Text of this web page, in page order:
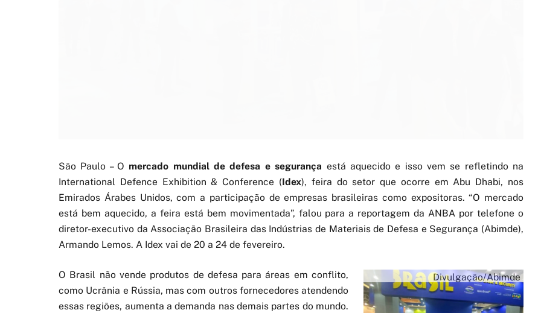
São Paulo – O mercado mundial de defesa e segurança está aquecido e isso vem se refletindo na
International Defence Exhibition & Conference (Idex), feira do setor que ocorre em Abu Dhabi, nos
Emirados Árabes Unidos, com a participação de empresas brasileiras como expositoras. “O mercado
está bem aquecido, a feira está bem movimentada”, falou para a reportagem da ANBA por telefone o
diretor-executivo da Associação Brasileira das Indústrias de Materiais de Defesa e Segurança (Abimde),
Armando Lemos. A Idex vai de 20 a 24 de fevereiro.
Divulgação/Abimde
O Brasil não vende produtos de defesa para áreas em conflito,
como Ucrânia e Rússia, mas com outros fornecedores atendendo
essas regiões, aumenta a demanda nas demais partes do mundo.